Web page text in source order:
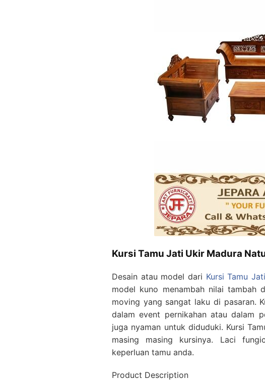
Kursi Tamu Jati Ukir Madura
Desain atau model dari Kursi Tamu Jati
model kuno menambah nilai
moving yang sangat laku di pasaran.
dalam event pernikahan atau dalam
juga nyaman untuk diduduki. Kursi
masing masing kursinya. Laci
keperluan tamu anda.
Product Description